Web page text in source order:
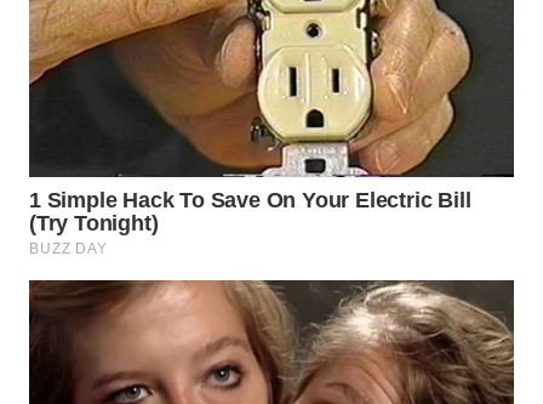
BOROBUDUR
SURABAYA
WN
NATUNA
BINTAN